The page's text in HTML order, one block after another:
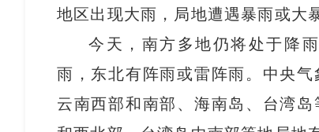
地区出现大雨，局地遭遇暴雨或大
今天，南方多地仍将处于降
雨，东北有阵雨或雷阵雨。中央
云南西部和南部、海南岛、台湾